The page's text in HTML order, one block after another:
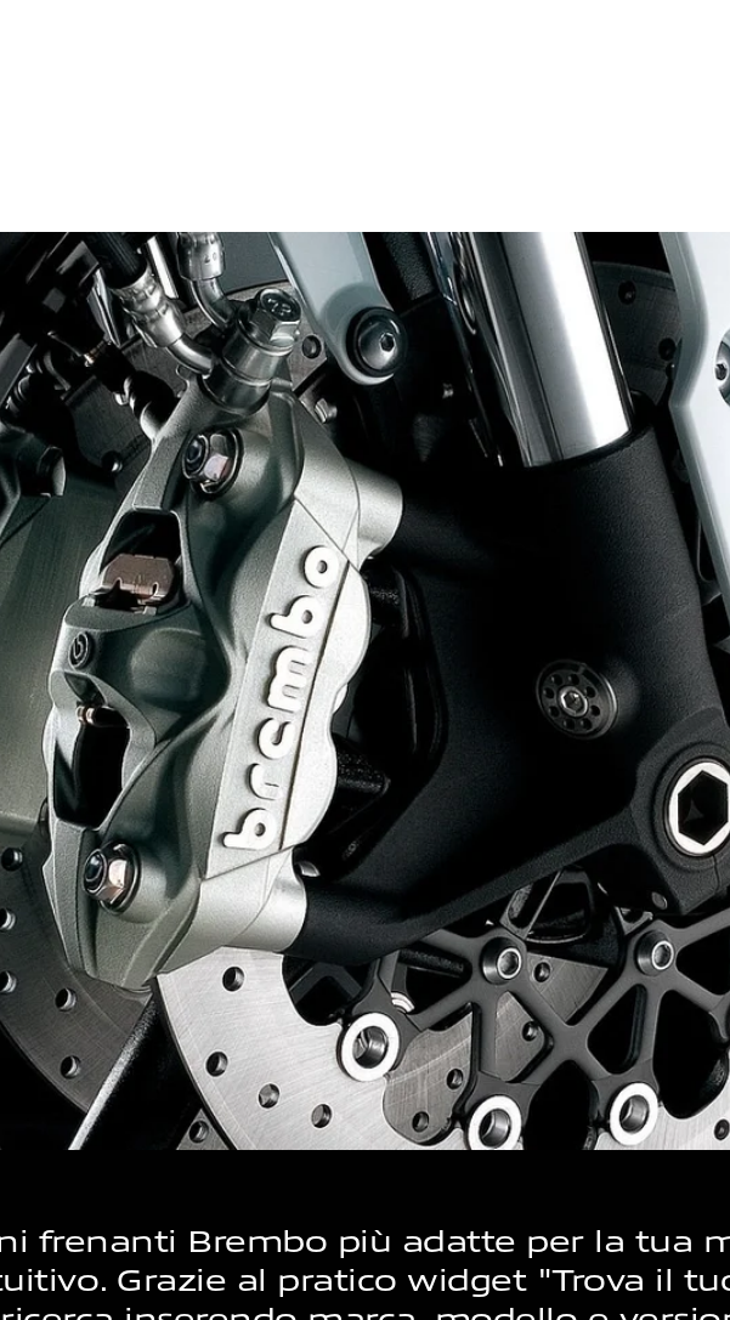
frenanti Brembo più adatte per la tua
Grazie al pratico widget "Trova il